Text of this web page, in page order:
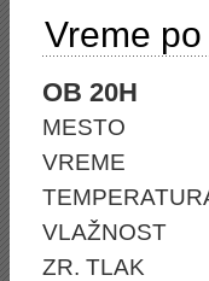
Vreme
OB 20H
MESTO
VREME
VLAŽNOST
ZR. TLAK